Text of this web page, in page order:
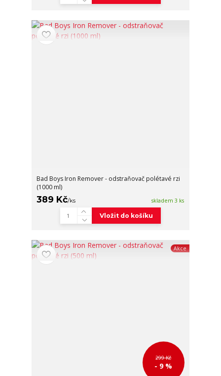
Bad Boys Iron Remover - odstraňovač polétavé rzi
(1000 ml)
389 Kč/ks skladem 3 ks
Vložit do košíku
Akce
299 Kč
- 9 %